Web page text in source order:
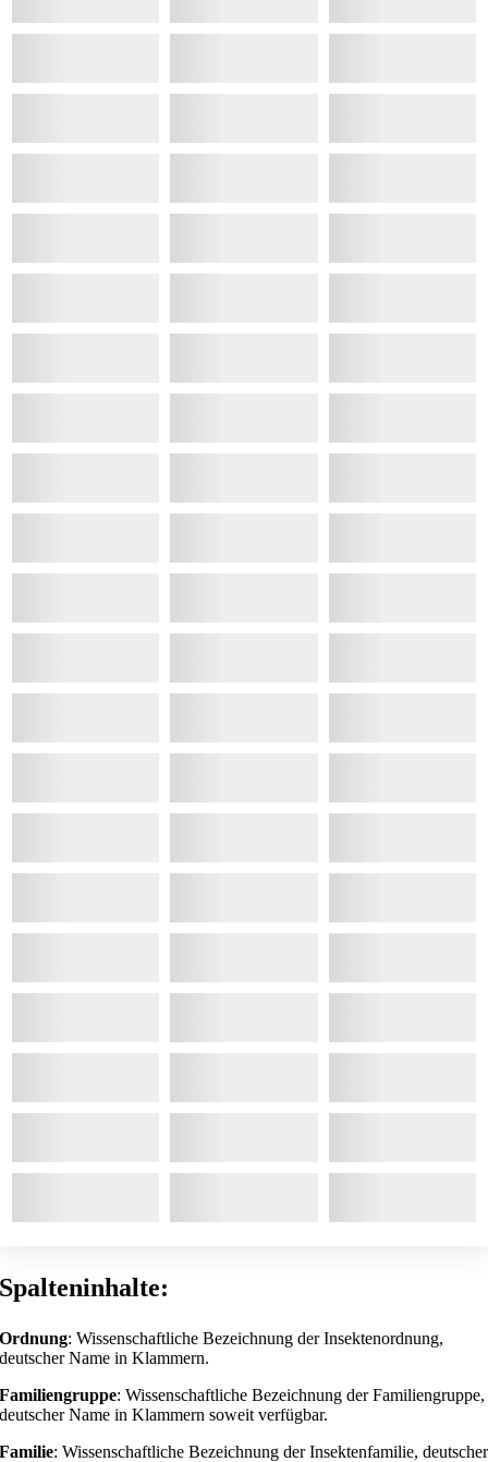
Spalteninhalte:
Ordnung: Wissenschaftliche Bezeichnung der Insektenordnung,
deutscher Name in Klammern.
Familiengruppe: Wissenschaftliche Bezeichnung der Familiengruppe,
deutscher Name in Klammern soweit verfügbar.
Familie: Wissenschaftliche Bezeichnung der Insektenfamilie, deutscher